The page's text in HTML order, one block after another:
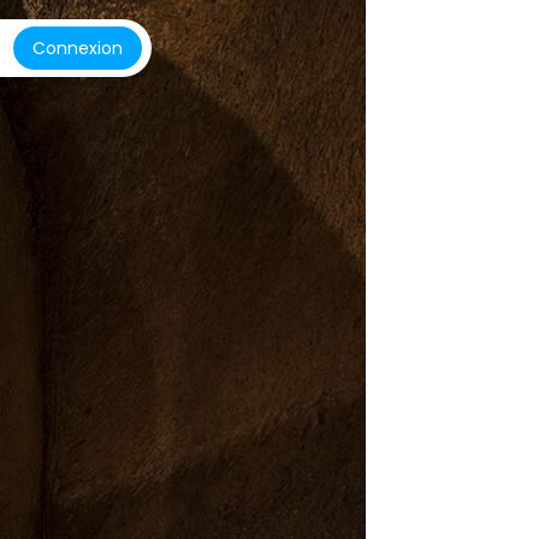
Connexion